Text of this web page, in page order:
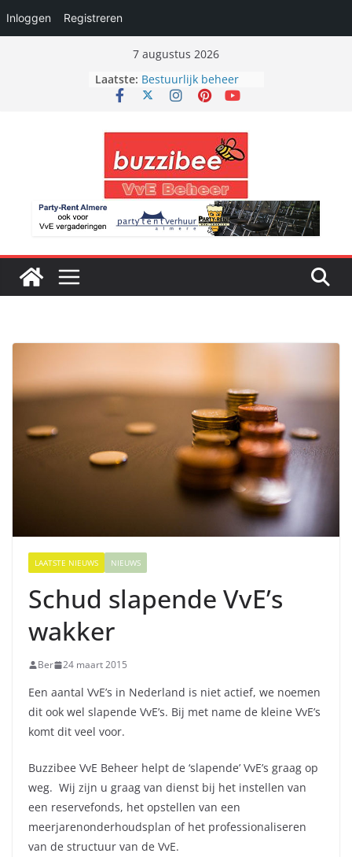
Inloggen Registreren
7 augustus 2026
Laatste: Bestuurlijk beheer
Bouwkundig beheer
Administratief beheer
LAATSTE NIEUWS NIEUWS
Schud slapende VvE’s
wakker
Ber 24 maart 2015
Een aantal VvE’s in Nederland is niet actief, we noemen
dit ook wel slapende VvE’s. Bij met name de kleine VvE’s
komt dit veel voor.
Buzzibee VvE Beheer helpt de ‘slapende’ VvE’s graag op
weg. Wij zijn u graag van dienst bij het instellen van
een reservefonds, het opstellen van een
meerjarenonderhoudsplan of het professionaliseren
van de structuur van de VvE.